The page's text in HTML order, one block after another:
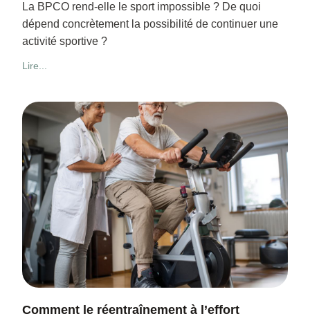
La BPCO rend-elle le sport impossible ? De quoi
dépend concrètement la possibilité de continuer une
activité sportive ?
Lire...
Comment le réentraînement à l’effort